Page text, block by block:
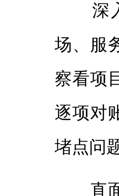
深入
场、服
察看项
逐项对
堵点问
直面